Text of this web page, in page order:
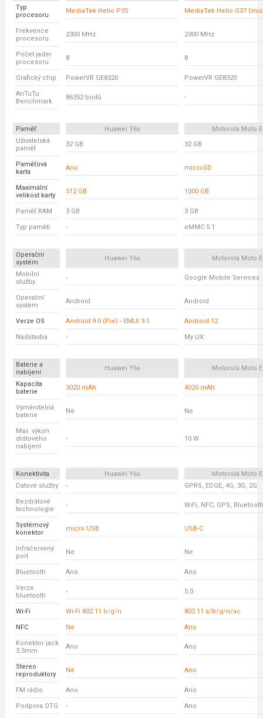
Typ
procesoru
MediaTek Helio P35 MediaTek Helio G37
Frekvence
procesoru
2300 MHz 2300 MHz
Počet jader
procesoru
8 8
Grafický chip PowerVR GE8320 PowerVR GE8320
AnTuTu
Benchmark
86352 bodů -
Paměť Huawei Y6s
Motorola Moto
Uživatelská
paměť
32 GB 32 GB
Paměťová
karta
Ano microSD
Maximální
velikost karty
512 GB 1000 GB
Paměť RAM 3 GB 3 GB
Typ paměti - eMMC 5.1
Operační
systém
Huawei Y6s Motorola Moto
Mobilní
služby
- Google Mobile Services
Operační
systém
Android Android
Verze OS Android 9.0 (Pie) - EMUI 9.1 Android 12
Nadstavba - My UX
Baterie a
nabíjení
Huawei Y6s Motorola Moto
Kapacita
baterie
3020 mAh 4020 mAh
Vyměnitelná
baterie
Ne Ne
Max. výkon
drátového
nabíjení
- 10 W
Konektivita Huawei Y6s
Motorola Moto
Datové služby
- GPRS, EDGE, 4G, 3G, 2G
Bezdrátové
technologie
- WiFi, NFC, GPS, Bluetooth
Systémový
konektor
micro USB USB-C
Infračervený
port
Ne Ne
Bluetooth Ano Ano
Verze
bluetooth
- 5.0
Wi-Fi Wi-Fi 802.11 b/g/n 802.11 a/b/g/n/ac
NFC Ne Ano
Konektor jack
3,5mm
Ano Ano
Stereo
reproduktory
Ne Ano
FM rádio Ano Ano
Podpora OTG - Ano